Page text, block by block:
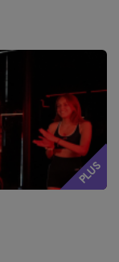
PLUS